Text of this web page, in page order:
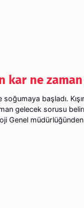
kar ne
başladı.
gelecek sorusu
Genel